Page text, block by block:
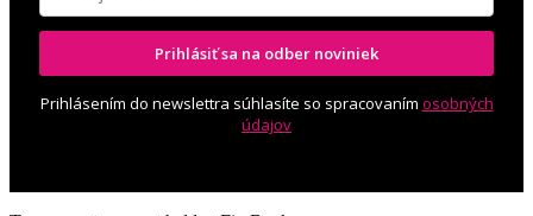
Prihlásiť sa na odber noviniek
Prihlásením do newslettra súhlasíte so spracovaním osobných
údajov